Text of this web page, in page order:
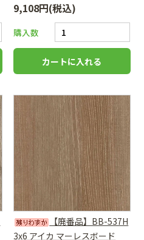
9,108円(税込)
購入数
【廃番品】BB-537H
3x6 アイカ マーレスボード